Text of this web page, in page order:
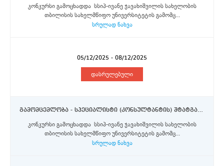
კონკურსი გამოცხადდა სსიპ-ივანე ჯავახიშვილის სახელობის
თბილისის სახელმწიფო უნივერსიტეტის გამომც...
სრულად ნახვა
05/12/2025 - 08/12/2025
დასრულებული
გამომცემლობა - სპეციალისტი (კონსულტანტის) შტატგარეშე პოზიცია
კონკურსი გამოცხადდა სსიპ-ივანე ჯავახიშვილის სახელობის
თბილისის სახელმწიფო უნივერსიტეტის გამომც...
სრულად ნახვა